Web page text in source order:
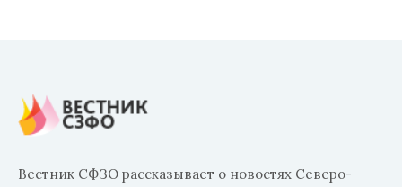
Вестник СФЗО рассказывает о новостях Северо-